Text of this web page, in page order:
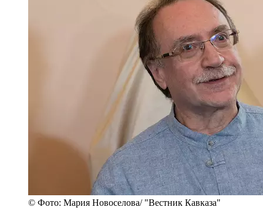
© Фото: Мария Новоселова/ "Вестник Кавказа"